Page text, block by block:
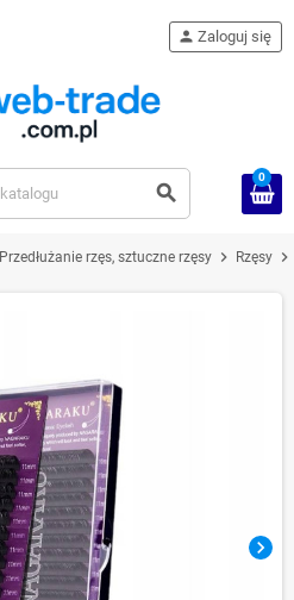
search
person Zaloguj się
0
Przedłużanie rzęs, sztuczne rzęsy chevron_right Rzęsy chevron_right
chevron_right